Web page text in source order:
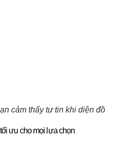
cảm thấy tự tin khi diện đồ
ưu cho mọi lựa chọn